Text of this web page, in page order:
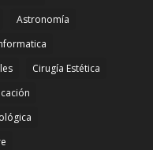
Astronomía
Cirugía Estética